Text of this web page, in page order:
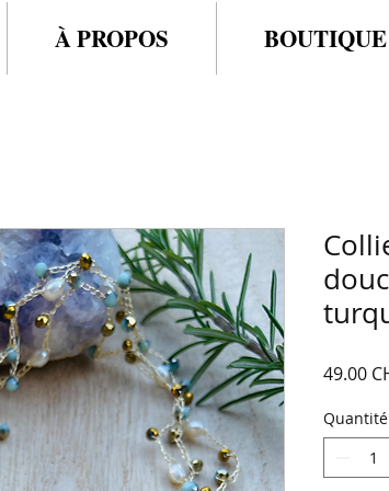
À PROPOS BOUTIQUE
49.00
Quantité